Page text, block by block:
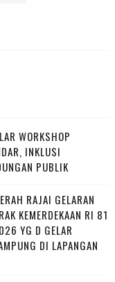
WORKSHOP
INKLUSI
PUBLIK
RAJAI GELARAN
KEMERDEKAAN RI 81
YG D GELAR
DI LAPANGAN